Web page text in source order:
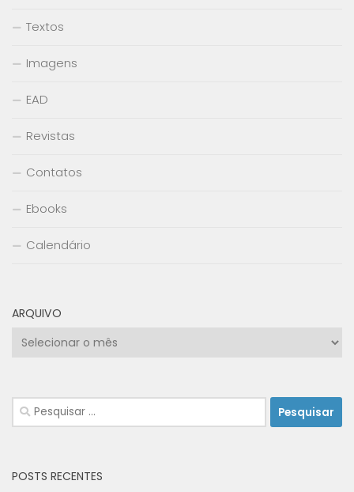
Textos
Imagens
EAD
Revistas
Contatos
Ebooks
Calendário
ARQUIVO
Arquivo
Pesquisar
por:
POSTS RECENTES